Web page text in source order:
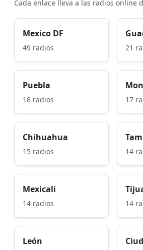
Cada enlace lleva a las radios online
Mexico DF
49 radios 21
Puebla
18 radios 17
Chihuahua
15 radios 14
Mexicali
14 radios 14
León